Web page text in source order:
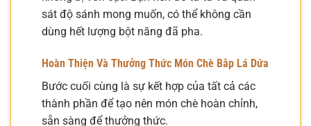
sát độ sánh mong muốn, có thể không cần
dùng hết lượng bột năng đã pha.
Hoàn Thiện Và Thưởng Thức Món Chè Bắp Lá Dứa
Bước cuối cùng là sự kết hợp của tất cả các
thành phần để tạo nên món chè hoàn chỉnh,
sẵn sàng để thưởng thức.